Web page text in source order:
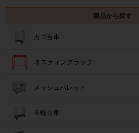
製品から探す
カゴ台車
ネスティングラック
メッシュパレット
６輪台車